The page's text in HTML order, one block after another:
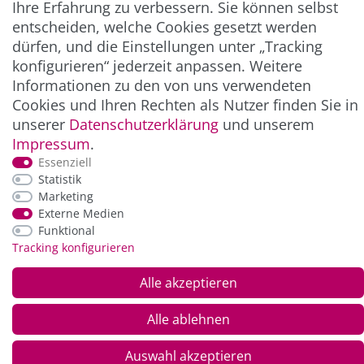
ZAHLUNG & VERSAND
*Alle Preise inkl. der gesetzl. MwSt. zzgl.
und Versandkosten
Ihre Erfahrung zu verbessern. Sie können selbst
entscheiden, welche Cookies gesetzt werden
dürfen, und die Einstellungen unter „Tracking
konfigurieren“ jederzeit anpassen. Weitere
Informationen zu den von uns verwendeten
Cookies und Ihren Rechten als Nutzer finden Sie in
unserer Daten­schutz­erklärung und unserem
Impressum.
Essenziell
Statistik
Marketing
Externe Medien
Funktional
Tracking konfigurieren
Alle akzeptieren
Alle ablehnen
Auswahl akzeptieren
© Copyright 2026 Alle Rechte vorbehalten. |webshop by